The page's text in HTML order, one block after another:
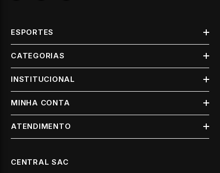
ESPORTES
CATEGORIAS
INSTITUCIONAL
MINHA CONTA
ATENDIMENTO
CENTRAL SAC